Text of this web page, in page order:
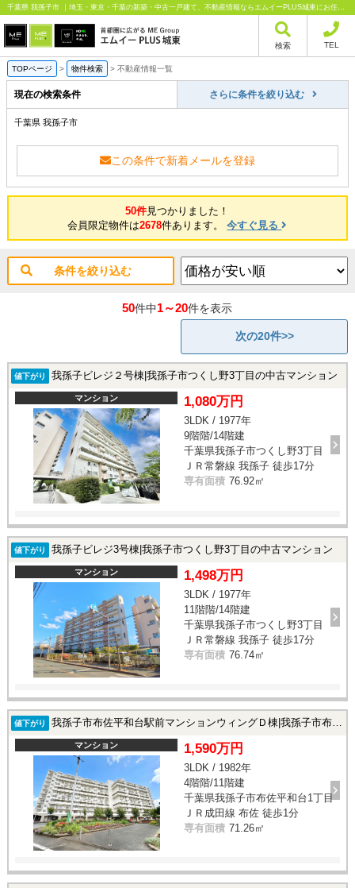
千葉県 我孫子市 ｜埼玉・東京・千葉の新築・中古一戸建て、不動産情報ならエムイーPLUS城東にお任せください
検索 TEL
TOPページ > 物件検索 > 不動産情報一覧
現在の検索条件 さらに条件を絞り込む
千葉県 我孫子市
この条件で新着メールを登録
50件見つかりました！
会員限定物件は2678件あります。今すぐ見る
条件を絞り込む
50件中1～20件を表示
次の20件>>
値下がり 我孫子ビレジ２号棟|我孫子市つくし野3丁目の中古マンション
マンション 1,080万円
3LDK / 1977年
9階階/14階建
千葉県我孫子市つくし野3丁目
ＪＲ常磐線 我孫子 徒歩17分
専有面積 76.92㎡
値下がり 我孫子ビレジ3号棟|我孫子市つくし野3丁目の中古マンション
マンション 1,498万円
3LDK / 1977年
11階階/14階建
千葉県我孫子市つくし野3丁目
ＪＲ常磐線 我孫子 徒歩17分
専有面積 76.74㎡
値下がり 我孫子市布佐平和台駅前マンションウィングＤ棟|我孫子市布佐平和台1丁目の中古マンション
マンション 1,590万円
3LDK / 1982年
4階階/11階建
千葉県我孫子市布佐平和台1丁目
ＪＲ成田線 布佐 徒歩1分
専有面積 71.26㎡